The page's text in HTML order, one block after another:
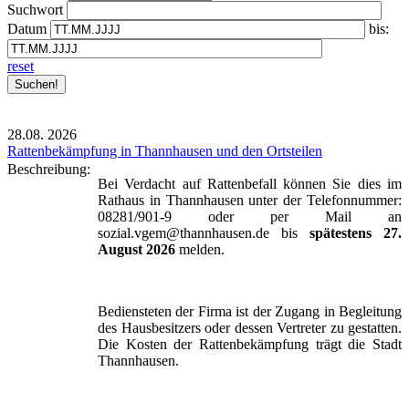
Suchwort
Datum
bis:
reset
28.08. 2026
Rattenbekämpfung in Thannhausen und den Ortsteilen
Beschreibung:
Bei Verdacht auf Rattenbefall können Sie dies im
Rathaus in Thannhausen unter der Telefonnummer:
08281/901-9 oder per Mail an
sozial.vgem@thannhausen.de bis spätestens 27.
August 2026 melden.
Bediensteten der Firma ist der Zugang in Begleitung
des Hausbesitzers oder dessen Vertreter zu gestatten.
Die Kosten der Rattenbekämpfung trägt die Stadt
Thannhausen.